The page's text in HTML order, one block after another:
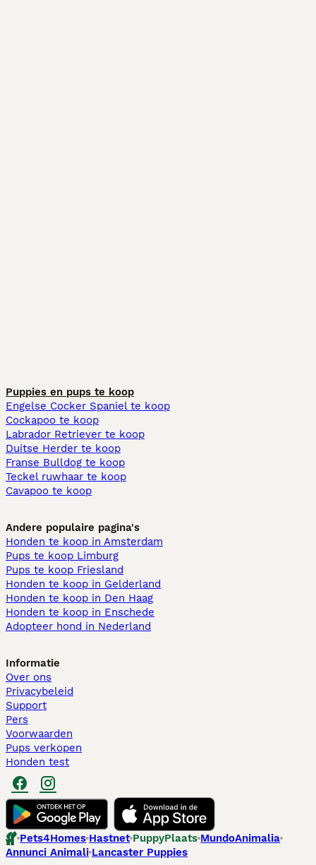
Puppies en pups te koop
Engelse Cocker Spaniel te koop
Cockapoo te koop
Labrador Retriever te koop
Duitse Herder te koop
Franse Bulldog te koop
Teckel ruwhaar te koop
Cavapoo te koop
Andere populaire pagina's
Honden te koop in Amsterdam
Pups te koop Limburg​
Pups te koop Friesland​
Honden te koop in Gelderland
Honden te koop in Den Haag
Honden te koop in Enschede
Adopteer hond in Nederland
Informatie
Over ons
Privacybeleid
Support
Pers
Voorwaarden
Pups verkopen
Honden test
Pets4Homes Hastnet PuppyPlaats MundoAnimalia
Annunci Animali Lancaster Puppies